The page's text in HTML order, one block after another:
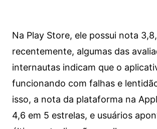
Na Play Store, ele possui nota
recentemente, algumas das
internautas indicam que o
funcionando com falhas e
isso, a nota da plataforma na
4,6 em 5 estrelas, e usuários